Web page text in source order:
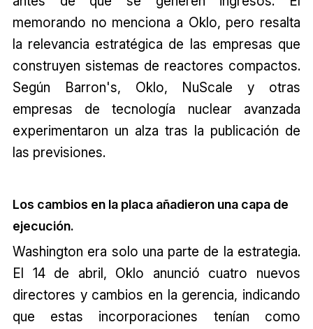
memorando no menciona a Oklo, pero resalta
la relevancia estratégica de las empresas que
construyen sistemas de reactores compactos.
Según Barron's, Oklo, NuScale y otras
empresas de tecnología nuclear avanzada
experimentaron un alza tras la publicación de
las previsiones.
Los cambios en la placa añadieron una capa de
ejecución.
Washington era solo una parte de la estrategia.
El 14 de abril, Oklo anunció cuatro nuevos
directores y cambios en la gerencia, indicando
que estas incorporaciones tenían como